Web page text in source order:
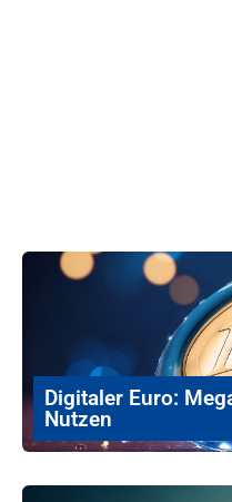
Digitaler Euro:
Nutzen